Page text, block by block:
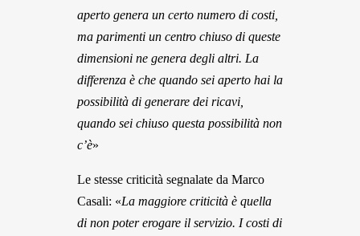
aperto genera un certo numero di costi,
ma parimenti un centro chiuso di queste
dimensioni ne genera degli altri. La
differenza è che quando sei aperto hai la
possibilità di generare dei ricavi,
quando sei chiuso questa possibilità non
c’è»
Le stesse criticità segnalate da Marco
Casali: «La maggiore criticità è quella
di non poter erogare il servizio. I costi di